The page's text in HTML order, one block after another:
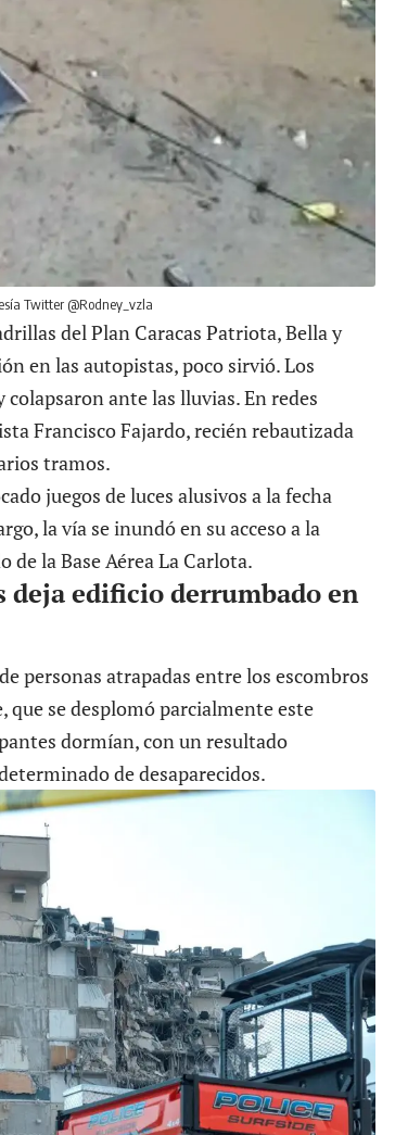
Twitter @Rodney_vzla
del Plan Caracas Patriota, Bella y
en las autopistas, poco sirvió. Los
ante las lluvias. En redes
Francisco Fajardo, recién rebautizada
tramos.
juegos de luces alusivos a la fecha
la vía se inundó en su acceso a la
de la Base Aérea La Carlota.
deja edificio derrumbado en
personas atrapadas entre los escombros
se desplomó parcialmente este
dormían, con un resultado
de desaparecidos.